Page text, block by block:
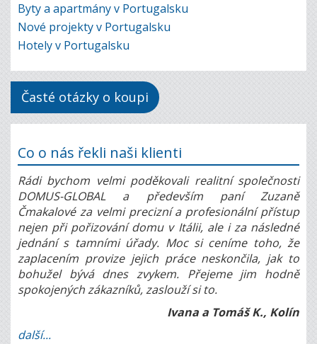
Byty a apartmány v Portugalsku
Nové projekty v Portugalsku
Hotely v Portugalsku
Časté otázky o koupi
Co o nás řekli naši klienti
Rádi bychom velmi poděkovali realitní společnosti
DOMUS-GLOBAL a především paní Zuzaně
Čmakalové za velmi precizní a profesionální přístup
nejen při pořizování domu v Itálii, ale i za následné
jednání s tamními úřady. Moc si ceníme toho, že
zaplacením provize jejich práce neskončila, jak to
bohužel bývá dnes zvykem. Přejeme jim hodně
spokojených zákazníků, zaslouží si to.
Ivana a Tomáš K., Kolín
další...